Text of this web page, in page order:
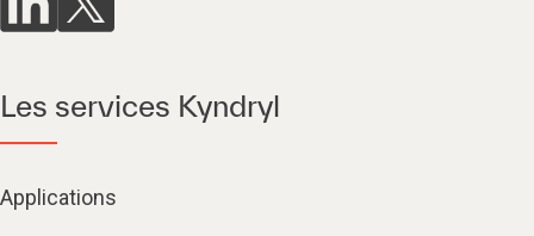
Les services Kyndryl
Applications